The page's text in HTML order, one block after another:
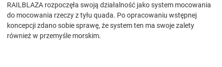
RAILBLAZA rozpoczęła swoją działalność jako system mocowania
do mocowania rzeczy z tyłu quada. Po opracowaniu wstępnej
koncepcji zdano sobie sprawę, że system ten ma swoje zalety
również w przemyśle morskim.